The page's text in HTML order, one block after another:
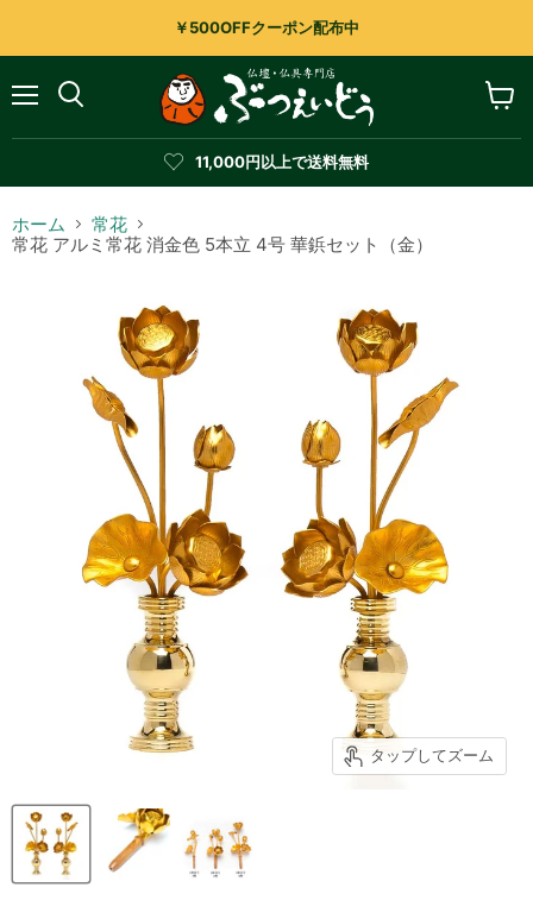
￥500OFFクーポン配布中
索
11,000円以上で送料無料
ー
見
ホーム
常花
常花 アルミ常花 消金色 5本立 4号 華鋲セット（金）
タップしてズーム